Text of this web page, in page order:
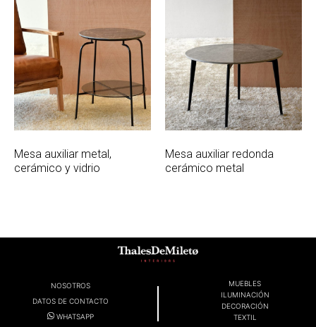
Mesa auxiliar metal,
cerámico y vidrio
Mesa auxiliar redonda
cerámico metal
NOSOTROS
DATOS DE CONTACTO
WHATSAPP
MUEBLES
ILUMINACIÓN
DECORACIÓN
TEXTIL